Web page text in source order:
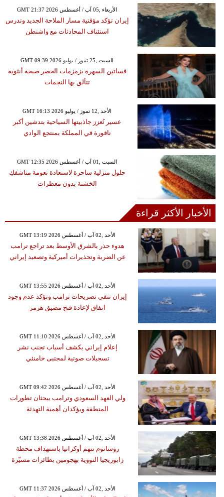
GMT 21:37 2026 الأربعاء ,05 آب / أغسطس
إيران تؤكد مؤقتية مسار الملاحة الجديد وتدرس
استئناف المحادثات مع واشنطن
GMT 09:39 2026 السبت ,25 تموز / يوليو
فساتين السهرة بزمزمات الخصر صيحة أنثوية
تتألق بها النجمات
GMT 16:13 2026 الأحد ,12 تموز / يوليو
عسير تُعزز جاذبيتها السياحية بتدشين أكبر
نافورة في المملكة بمنتجع الوادي
GMT 12:35 2026 السبت ,01 آب / أغسطس
حلول منزلية ساحرة لاستعادة نعومة مناشفكِ
الخشنة بدون معطرات
الأخبار الأكثر قراءة
GMT 13:19 2026 الأحد ,02 آب / أغسطس
هدوء حذر بالشرق الأوسط بعد تراجع ترامب
عن الضربة وتحذيرات أميركية وتصعيد إيراني
GMT 13:55 2026 الأحد ,02 آب / أغسطس
إيران تنفي تصريحات ترامب وتؤكد عدم وجود
اتفاق لإعادة فتح مضيق هرمز
GMT 11:10 2026 الأحد ,02 آب / أغسطس
إعلام إيراني يكشف أسباب تجنب نشر
تسجيلات صوتية لمجتبى خامنئي
GMT 09:42 2026 الأحد ,02 آب / أغسطس
ولي العهد السعودي وترامب يبحثان تطورات
المنطقة ويؤكدان أهمية التهدئة
GMT 13:38 2026 الأحد ,02 آب / أغسطس
روساتوم تتهم أوكرانيا باستهداف محطة
زابوريجيا النووية بهجومين بطائرات مسيّرة
GMT 11:37 2026 الأحد ,02 آب / أغسطس